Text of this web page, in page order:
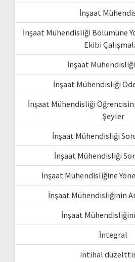
İnşaat
İnşaat Mühendisliği Bölümüne
Ekibi
İnşaat
İnşaat Mühendisliği
İnşaat Mühendisliği
Şeyler
İnşaat Mühendisliği
İnşaat Mühendisliği
İnşaat Mühendisliğine
İnşaat Mühendisliğinin
İnşaat
İntegral
intihal